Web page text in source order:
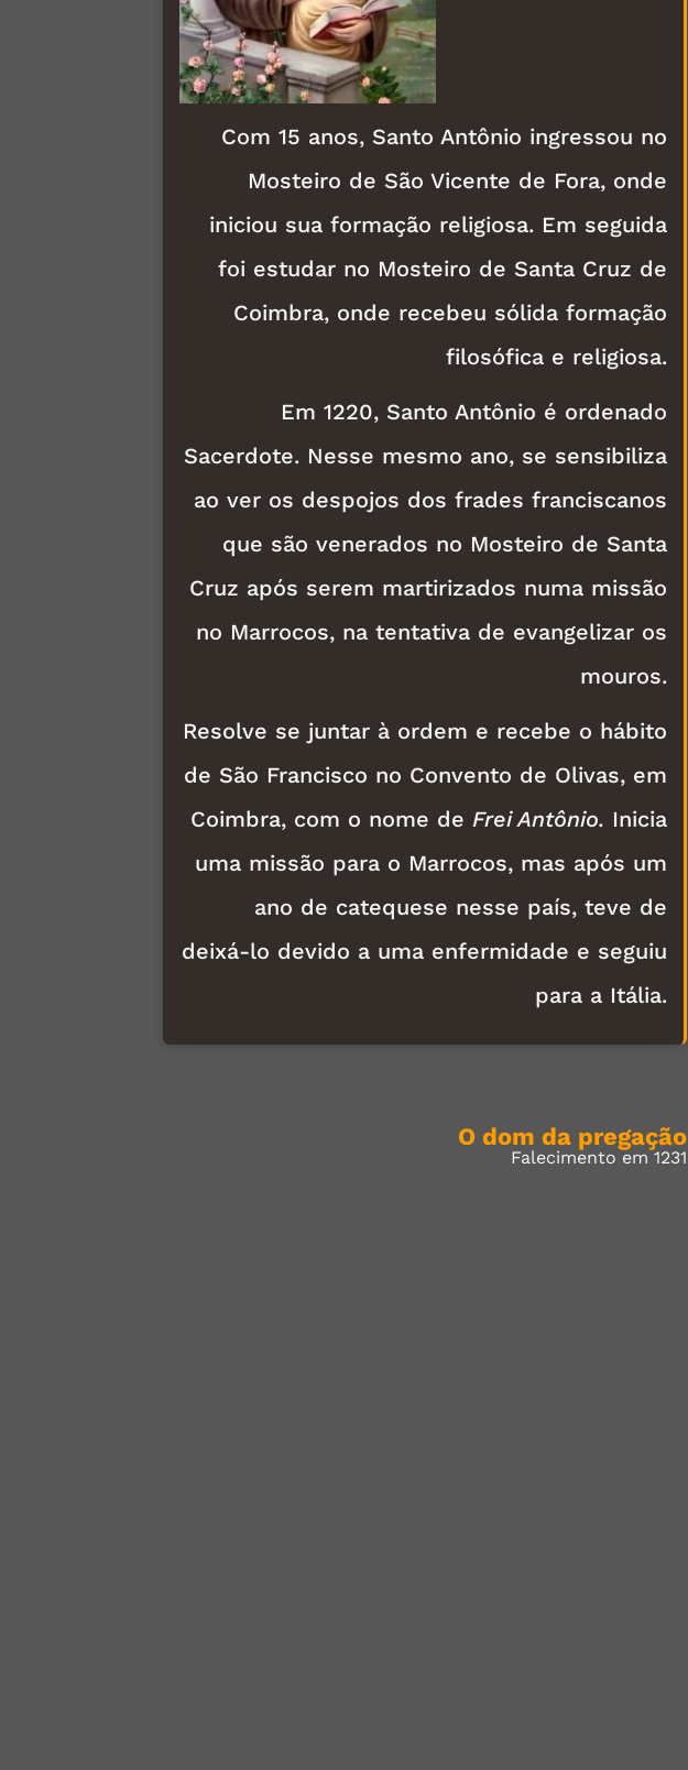
Com 15 anos, Santo Antônio ingressou no
Mosteiro de São Vicente de Fora, onde
iniciou sua formação religiosa. Em seguida
foi estudar no Mosteiro de Santa Cruz de
Coimbra, onde recebeu sólida formação
filosófica e religiosa.
Em 1220, Santo Antônio é ordenado
Sacerdote. Nesse mesmo ano, se sensibiliza
ao ver os despojos dos frades franciscanos
que são venerados no Mosteiro de Santa
Cruz após serem martirizados numa missão
no Marrocos, na tentativa de evangelizar os
mouros.
Resolve se juntar à ordem e recebe o hábito
de São Francisco no Convento de Olivas, em
Coimbra, com o nome de Frei Antônio. Inicia
uma missão para o Marrocos, mas após um
ano de catequese nesse país, teve de
deixá-lo devido a uma enfermidade e seguiu
para a Itália.
O dom da pregação
Falecimento em 1231